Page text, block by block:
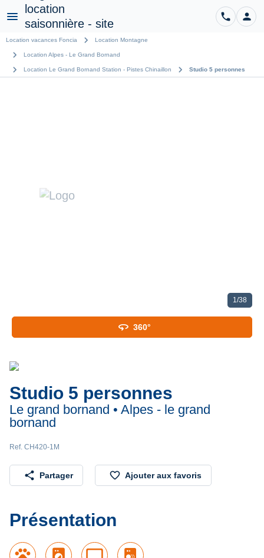
Menu phone person
Location vacances Foncia chevron_right Location Montagne
chevron_right Location Alpes - Le Grand Bornand
chevron_right Location Le Grand Bornand Station - Pistes Chinaillon chevron_right Studio 5 personnes
1/38
360 360°
Studio 5 personnes
Le grand bornand • Alpes - le grand
bornand
Ref. CH420-1M
share Partager favorite_border Ajouter aux favoris
Présentation